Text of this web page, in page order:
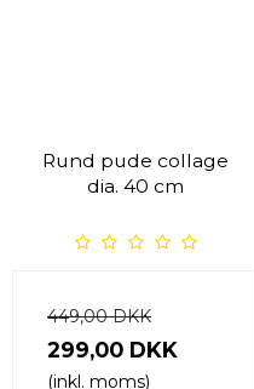
Rund pude collage
dia. 40 cm
449,00 DKK
299,00 DKK
(inkl. moms)